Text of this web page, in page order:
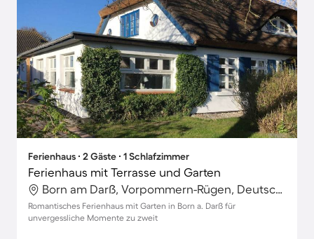
Ferienhaus ∙ 2 Gäste ∙ 1 Schlafzimmer
Ferienhaus mit Terrasse und Garten
Born am Darß, Vorpommern-Rügen, Deutschland
Romantisches Ferienhaus mit Garten in Born a. Darß für
unvergessliche Momente zu zweit